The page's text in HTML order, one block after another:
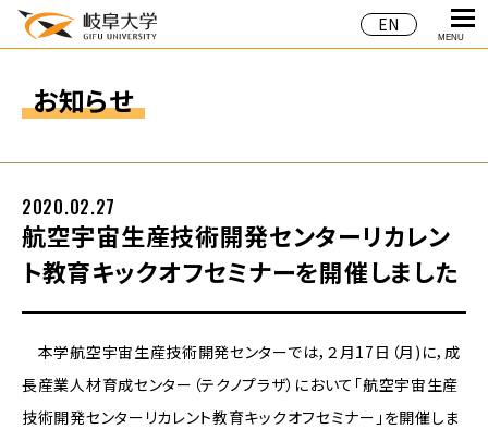
EN
MENU
お知らせ
航空宇宙生産技術開発センターリカレン
ト教育キックオフセミナーを開催しました
2020.02.27
本学航空宇宙生産技術開発センターでは，２月17日（月)に，成
長産業人材育成センター（テクノプラザ）において「航空宇宙生産
技術開発センターリカレント教育キックオフセミナー」を開催しま